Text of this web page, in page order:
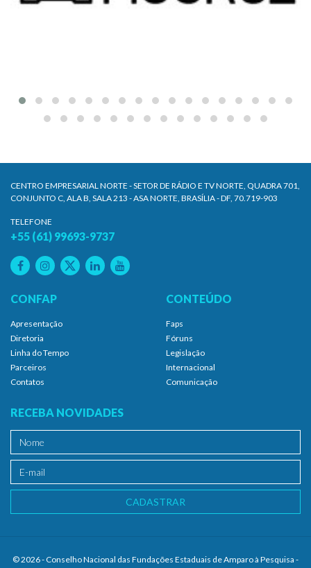
CENTRO EMPRESARIAL NORTE - SETOR DE RÁDIO E TV NORTE, QUADRA 701,
CONJUNTO C, ALA B, SALA 213 - ASA NORTE, BRASÍLIA - DF, 70.719-903
TELEFONE
+55 (61) 99693-9737
CONFAP
Apresentação
Diretoria
Linha do Tempo
Parceiros
Contatos
CONTEÚDO
Faps
Fóruns
Legislação
Internacional
Comunicação
RECEBA NOVIDADES
CADASTRAR
© 2026 - Conselho Nacional das Fundações Estaduais de Amparo à Pesquisa -